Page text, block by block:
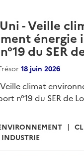
- Veille
énergie
du SER
18 juin 2026
climat
n°19 du SER de
INDUSTRIE